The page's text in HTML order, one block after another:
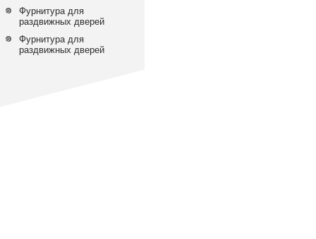
Фурнитура для
раздвижных дверей
Фурнитура для
раздвижных дверей